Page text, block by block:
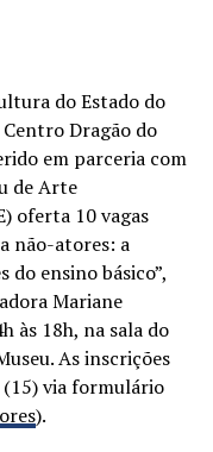
do Estado do
Dragão do
em parceria com
de Arte
oferta 10 vagas
não-atores: a
ensino básico”,
Mariane
às 18h, na sala do
As inscrições
via formulário
).